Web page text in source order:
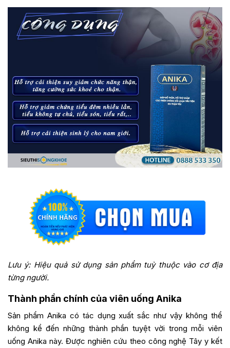
Lưu ý: Hiệu quả sử dụng sản phẩm tuỳ thuộc vào cơ địa
từng người.
Thành phần chính của viên uống Anika
Sản phẩm Anika có tác dụng xuất sắc như vậy không thể
không kể đến những thành phần tuyệt vời trong mỗi viên
uống Anika này. Được nghiên cứu theo công nghệ Tây y kết